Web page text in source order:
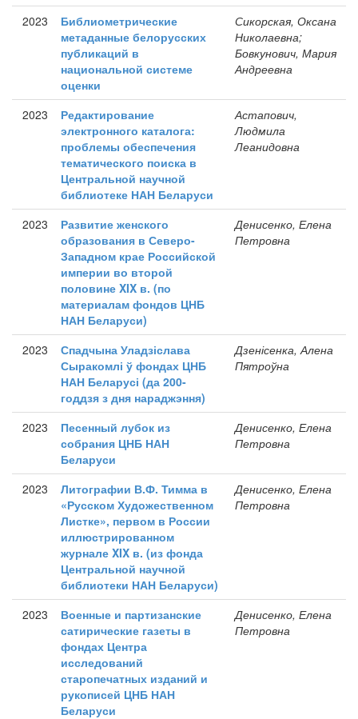
2023
Библиометрические
метаданные белорусских
публикаций в
национальной системе
оценки
Сикорская, Оксана
Николаевна;
Бовкунович, Мария
Андреевна
2023
Редактирование
электронного каталога:
проблемы обеспечения
тематического поиска в
Центральной научной
библиотеке НАН Беларуси
Астапович,
Людмила
Леанидовна
2023
Развитие женского
образования в Северо-
Западном крае Российской
империи во второй
половине XIX в. (по
материалам фондов ЦНБ
НАН Беларуси)
Денисенко, Елена
Петровна
2023
Спадчына Уладзіслава
Сыракомлі ў фондах ЦНБ
НАН Беларусі (да 200-
годдзя з дня нараджэння)
Дзенісенка, Алена
Пятроўна
2023
Песенный лубок из
собрания ЦНБ НАН
Беларуси
Денисенко, Елена
Петровна
2023
Литографии В.Ф. Тимма в
«Русском Художественном
Листке», первом в России
иллюстрированном
журнале XIX в. (из фонда
Центральной научной
библиотеки НАН Беларуси)
Денисенко, Елена
Петровна
2023
Военные и партизанские
сатирические газеты в
фондах Центра
исследований
старопечатных изданий и
рукописей ЦНБ НАН
Беларуси
Денисенко, Елена
Петровна